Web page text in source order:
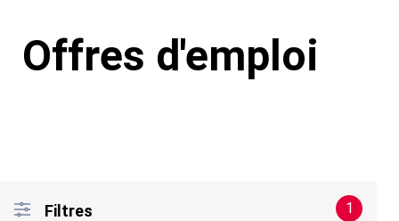
Offres d'emploi
Filtres 1